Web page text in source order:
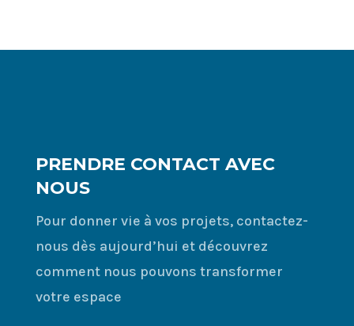
v
:
PRENDRE CONTACT AVEC
NOUS
Pour donner vie à vos projets, contactez-
nous dès aujourd’hui et découvrez
comment nous pouvons transformer
votre espace